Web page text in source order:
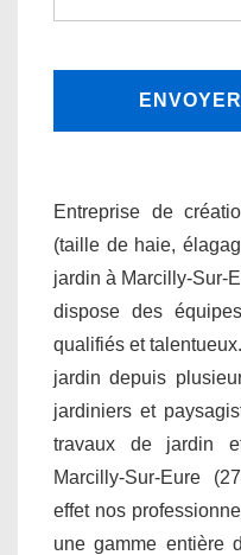
Entreprise de
(taille de haie,
jardin à Marcilly-Sur-
dispose des
qualifiés et
jardin depuis
jardiniers et
travaux de jardin
Marcilly-Sur-Eure
effet nos
une gamme entière